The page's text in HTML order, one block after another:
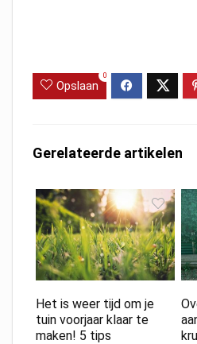
Opslaan
0
Gerelateerde artikelen
Het is weer tijd om je
tuin voorjaar klaar te
maken! 5 tips